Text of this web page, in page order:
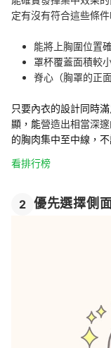
定有沒有符合這些條件
能將上胸圍位置
罩杯覆蓋面積較
脊心（胸罩的正
只要內衣的設計同時
顯，能營造出相當深邃
的胸肉集中至中線，
看排行榜
2 優先選擇側